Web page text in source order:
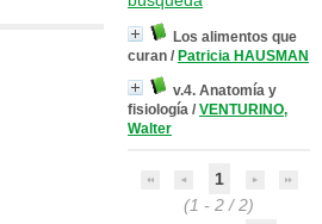
Los alimentos que
curan / Patricia HAUSMAN
v.4. Anatomía y
fisiología / VENTURINO,
Walter
1
(1 - 2 / 2)